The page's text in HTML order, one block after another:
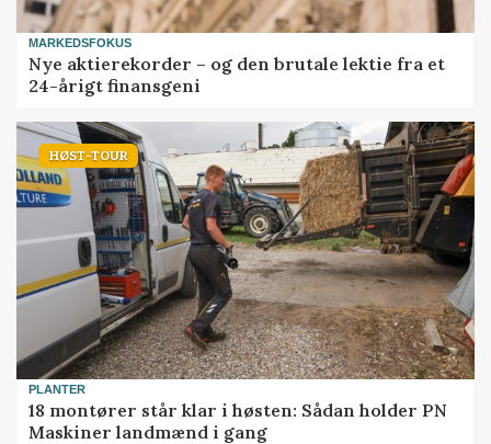
MARKEDSFOKUS
Nye aktierekorder – og den brutale lektie fra et
24-årigt finansgeni
HØST-TOUR
PLANTER
18 montører står klar i høsten: Sådan holder PN
Maskiner landmænd i gang